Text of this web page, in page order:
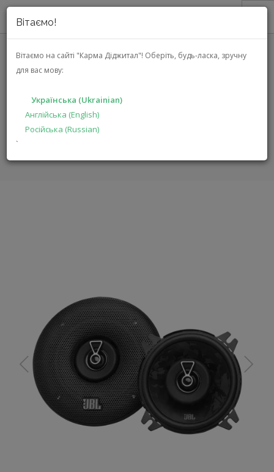
Вітаємо!
Вітаємо на сайті "Карма Діджитал"! Оберіть, будь-ласка, зручну
для вас мову:
Українська (Ukrainian)
Англійська (English)
Російська (Russian)
`
ПРО НАС
АКЦІЇ
РІШЕННЯ
ВИРОБНИКАМ
ГОЛОВНА КАТАЛОГ